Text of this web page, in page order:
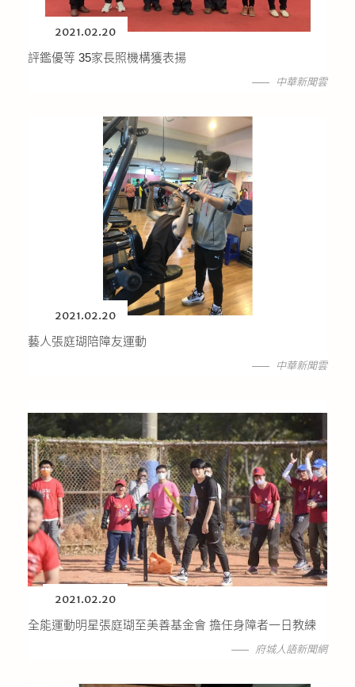
2021.02.20
評鑑優等 35家長照機構獲表揚
中華新聞雲
2021.02.20
藝人張庭瑚陪障友運動
中華新聞雲
2021.02.20
全能運動明星張庭瑚至美善基金會 擔任身障者一日教練
府城人語新聞網